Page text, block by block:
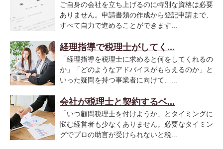
ご自身の会社を立ち上げるのに特別な資格は必要
ありません。申請書類の作成から登記申請まで、
すべて自力で進めることができます...
経理指導で税理士がしてく...
「経理指導を税理士に求めると何をしてくれるの
か」「どのようなアドバイスがもらえるのか」と
いった疑問を持つ事業者に向けて、...
会社が税理士と契約するベ...
「いつ顧問税理士を付けようか」とタイミングに
悩む経営者も少なくありません。必要なタイミン
グでプロの助言が受けられないと税...